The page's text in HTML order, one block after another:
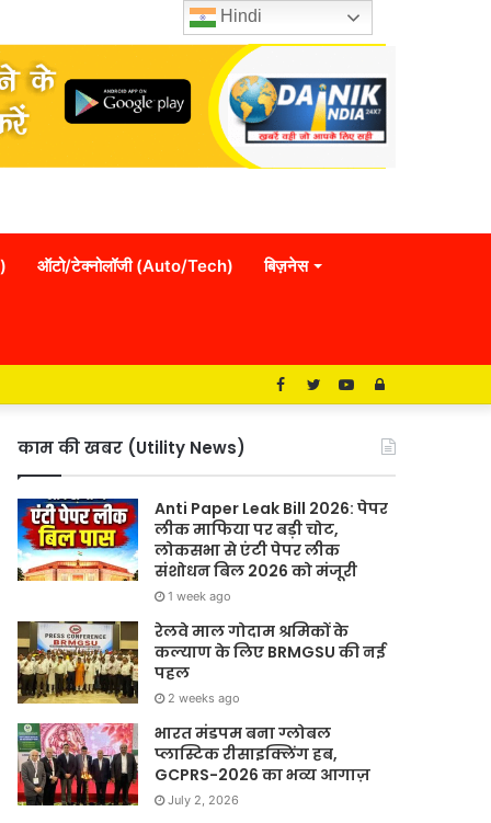
ऑटो/टेक्नोलॉजी (Auto/Tech) बिज़नेस
Log
YouTube
Twitter
Facebook
काम की खबर (Utility News)
Anti Paper Leak Bill 2026: पेपर
लीक माफिया पर बड़ी चोट,
लोकसभा से एंटी पेपर लीक
संशोधन बिल 2026 को मंजूरी
1 week ago
रेलवे माल गोदाम श्रमिकों के
कल्याण के लिए BRMGSU की नई
पहल
2 weeks ago
भारत मंडपम बना ग्लोबल
प्लास्टिक रीसाइक्लिंग हब,
GCPRS-2026 का भव्य आगाज़
July 2, 2026
Hindi